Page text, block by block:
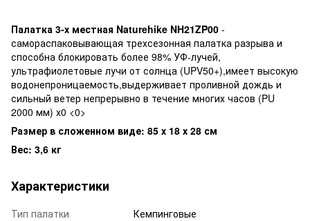
Палатка 3-х местная Naturehike NH21ZP00 -
самораспаковывающая трехсезонная палатка разрыва и
способна блокировать более 98% УФ-лучей,
ультрафиолетовые лучи от солнца (UPV50+),имеет высокую
водонепроницаемость,выдерживает проливной дождь и
сильный ветер непрерывно в течение многих часов (PU
2000 мм) x0 <0>
Размер в сложенном виде: 85 х 18 х 28 см
Вес: 3,6 кг
Характеристики
Тип палатки
Кемпинговые